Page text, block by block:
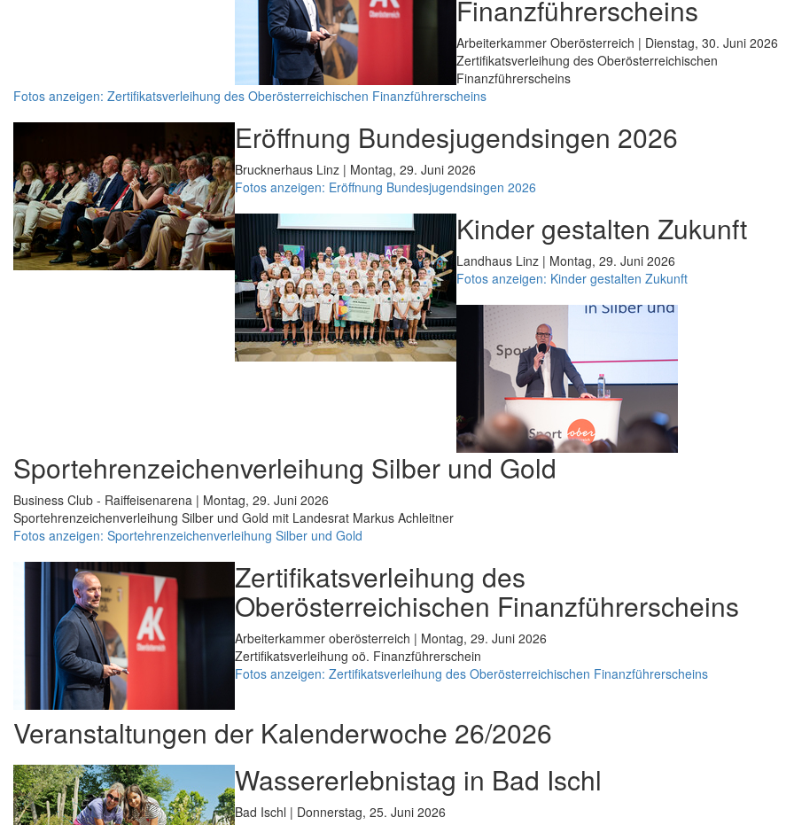
Finanzführerscheins
Arbeiterkammer Oberösterreich | Dienstag, 30. Juni 2026
Zertifikatsverleihung des Oberösterreichischen
Finanzführerscheins
Fotos anzeigen: Zertifikatsverleihung des Oberösterreichischen Finanzführerscheins
Eröffnung Bundesjugendsingen 2026
Brucknerhaus Linz | Montag, 29. Juni 2026
Fotos anzeigen: Eröffnung Bundesjugendsingen 2026
Kinder gestalten Zukunft
Landhaus Linz | Montag, 29. Juni 2026
Fotos anzeigen: Kinder gestalten Zukunft
Sportehrenzeichenverleihung Silber und Gold
Business Club - Raiffeisenarena | Montag, 29. Juni 2026
Sportehrenzeichenverleihung Silber und Gold mit Landesrat Markus Achleitner
Fotos anzeigen: Sportehrenzeichenverleihung Silber und Gold
Zertifikatsverleihung des
Oberösterreichischen Finanzführerscheins
Arbeiterkammer oberösterreich | Montag, 29. Juni 2026
Zertifikatsverleihung oö. Finanzführerschein
Fotos anzeigen: Zertifikatsverleihung des Oberösterreichischen Finanzführerscheins
Veranstaltungen der Kalenderwoche 26/2026
Wassererlebnistag in Bad Ischl
Bad Ischl | Donnerstag, 25. Juni 2026